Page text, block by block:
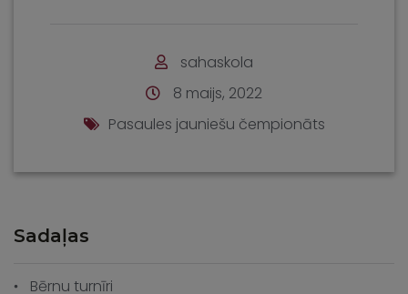
sahaskola
8 maijs, 2022
Pasaules jauniešu čempionāts
Sadaļas
Bērnu turnīri